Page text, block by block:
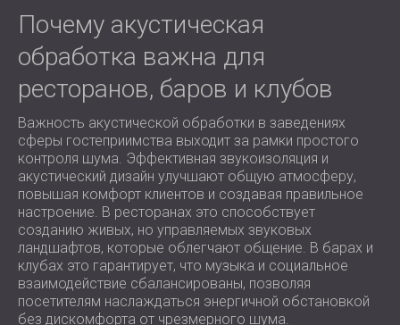
Почему акустическая
обработка важна для
ресторанов, баров и клубов
Важность акустической обработки в заведениях
сферы гостеприимства выходит за рамки простого
контроля шума. Эффективная звукоизоляция и
акустический дизайн улучшают общую атмосферу,
повышая комфорт клиентов и создавая правильное
настроение. В ресторанах это способствует
созданию живых, но управляемых звуковых
ландшафтов, которые облегчают общение. В барах и
клубах это гарантирует, что музыка и социальное
взаимодействие сбалансированы, позволяя
посетителям наслаждаться энергичной обстановкой
без дискомфорта от чрезмерного шума.